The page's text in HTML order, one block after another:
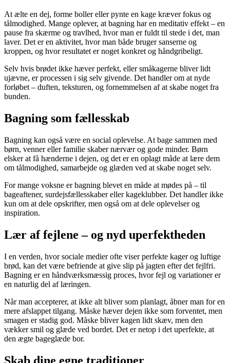
At ælte en dej, forme boller eller pynte en kage kræver fokus og
tålmodighed. Mange oplever, at bagning har en meditativ effekt – en
pause fra skærme og travlhed, hvor man er fuldt til stede i det, man
laver. Det er en aktivitet, hvor man både bruger sanserne og
kroppen, og hvor resultatet er noget konkret og håndgribeligt.
Selv hvis brødet ikke hæver perfekt, eller småkagerne bliver lidt
ujævne, er processen i sig selv givende. Det handler om at nyde
forløbet – duften, teksturen, og fornemmelsen af at skabe noget fra
bunden.
Bagning som fællesskab
Bagning kan også være en social oplevelse. At bage sammen med
børn, venner eller familie skaber nærvær og gode minder. Børn
elsker at få hænderne i dejen, og det er en oplagt måde at lære dem
om tålmodighed, samarbejde og glæden ved at skabe noget selv.
For mange voksne er bagning blevet en måde at mødes på – til
bageaftener, surdejsfællesskaber eller kageklubber. Det handler ikke
kun om at dele opskrifter, men også om at dele oplevelser og
inspiration.
Lær af fejlene – og nyd uperfektheden
I en verden, hvor sociale medier ofte viser perfekte kager og luftige
brød, kan det være befriende at give slip på jagten efter det fejlfri.
Bagning er en håndværksmæssig proces, hvor fejl og variationer er
en naturlig del af læringen.
Når man accepterer, at ikke alt bliver som planlagt, åbner man for en
mere afslappet tilgang. Måske hæver dejen ikke som forventet, men
smagen er stadig god. Måske bliver kagen lidt skæv, men den
vækker smil og glæde ved bordet. Det er netop i det uperfekte, at
den ægte bageglæde bor.